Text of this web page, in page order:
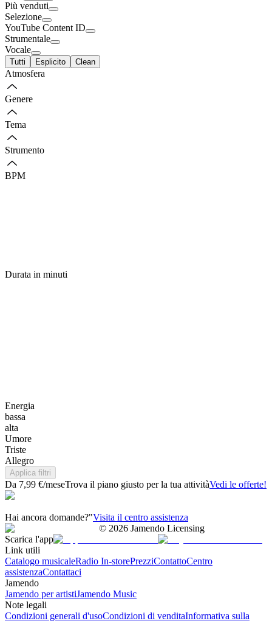
Più venduti
Selezione
YouTube Content ID
Strumentale
Vocale
Tutti Esplicito Clean
Atmosfera
Genere
Tema
Strumento
BPM
Durata in minuti
Energia
bassa
alta
Umore
Triste
Allegro
Applica filtri
Da 7,99 €/meseTrova il piano giusto per la tua attivitàVedi le offerte!
Hai ancora domande?"Visita il centro assistenza
© 2026 Jamendo Licensing
Scarica l'app
Link utili
Catalogo musicaleRadio In-storePrezziContattoCentro
assistenzaContattaci
Jamendo
Jamendo per artistiJamendo Music
Note legali
Condizioni generali d'usoCondizioni di venditaInformativa sulla